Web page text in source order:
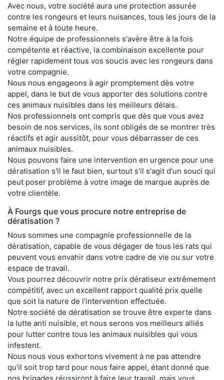
Avec nous, votre société aura une protection assurée
contre les rongeurs et leurs nuisances, tous les jours de la
semaine et à toute heure.
Notre équipe de professionnels s'avère être à la fois
compétente et réactive, la combinaison excellente pour
régler rapidement tous vos soucis avec les rongeurs dans
votre compagnie.
Nous nous engageons à agir promptement dès votre
appel, dans le but de vous apporter des solutions contre
ces animaux nuisibles dans les meilleurs délais.
Nos professionnels ont compris que dès que vous avez
besoin de nos services, ils sont obligés de se montrer très
réactifs et agir aussitôt, pour vous débarrasser de ces
animaux nuisibles.
Nous pouvons faire une intervention en urgence pour une
dératisation s'il le faut bien, surtout s'il s'agit d'un souci qui
peut poser problème à votre image de marque auprès de
votre clientèle.
À Fourgs que vous procure notre entreprise de
dératisation ?
Nous sommes une compagnie professionnelle de la
dératisation, capable de vous dégager de tous les rats qui
peuvent vous envahir dans votre cadre de vie ou sur votre
espace de travail.
Vous pourrez découvrir notre prix dératiseur extrêmement
compétitif, avec un excellent rapport qualité prix quelle
que soit la nature de l'intervention effectuée.
Notre société de dératisation se trouve être experte dans
la lutte anti nuisible, et nous serons vos meilleurs alliés
pour lutter contre tous les animaux nuisibles qui vous
infestent.
Nous nous vous exhortons vivement à ne pas attendre
qu'il soit trop tard pour nous faire appel, étant donné que